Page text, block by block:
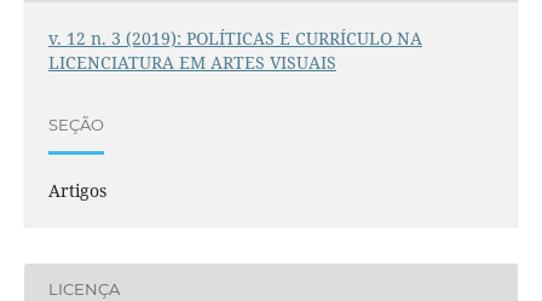
v. 12 n. 3 (2019): POLÍTICAS E CURRÍCULO NA
LICENCIATURA EM ARTES VISUAIS
SEÇÃO
Artigos
LICENÇA